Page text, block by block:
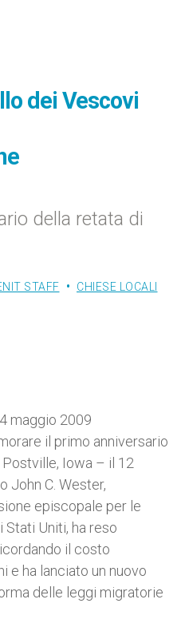
dei Vescovi
della retata di
STAFF CHIESE LOCALI
maggio 2009
il primo anniversario
Iowa – il 12
John C. Wester,
episcopale per le
Uniti, ha reso
il costo
e ha lanciato un nuovo
delle leggi migratorie